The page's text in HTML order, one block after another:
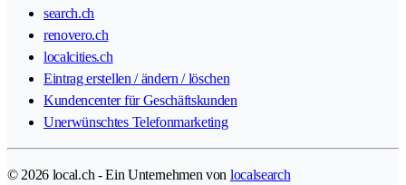
search.ch
renovero.ch
localcities.ch
Eintrag erstellen / ändern / löschen
Kundencenter für Geschäftskunden
Unerwünschtes Telefonmarketing
© 2026 local.ch - Ein Unternehmen von localsearch